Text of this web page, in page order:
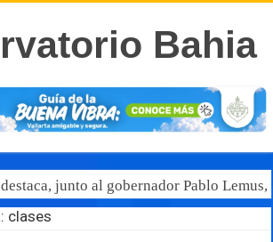
junto al gobernador Pablo
clases